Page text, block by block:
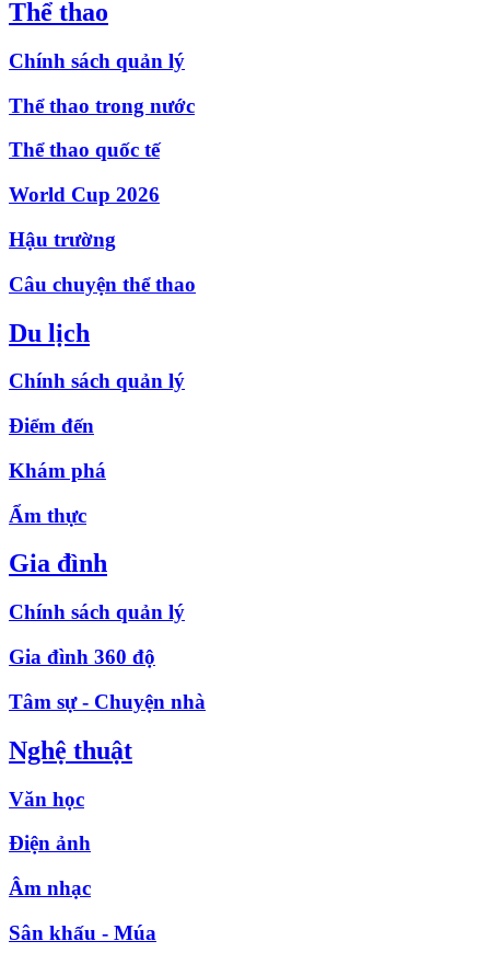
Thể thao
Chính sách quản lý
Thể thao trong nước
Thể thao quốc tế
World Cup 2026
Hậu trường
Câu chuyện thể thao
Du lịch
Chính sách quản lý
Điểm đến
Khám phá
Ẩm thực
Gia đình
Chính sách quản lý
Gia đình 360 độ
Tâm sự - Chuyện nhà
Nghệ thuật
Văn học
Điện ảnh
Âm nhạc
Sân khấu - Múa